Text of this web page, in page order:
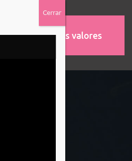
Nuestros valores